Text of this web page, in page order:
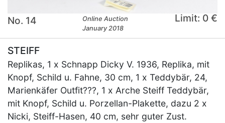
No. 14
Online Auction
January 2018
Limit: 0 €
STEIFF
Replikas, 1 x Schnapp Dicky V. 1936, Replika, mit
Knopf, Schild u. Fahne, 30 cm, 1 x Teddybär, 24,
Marienkäfer Outfit???, 1 x Arche Steiff Teddybär,
mit Knopf, Schild u. Porzellan-Plakette, dazu 2 x
Nicki, Steiff-Hasen, 40 cm, sehr guter Zust.